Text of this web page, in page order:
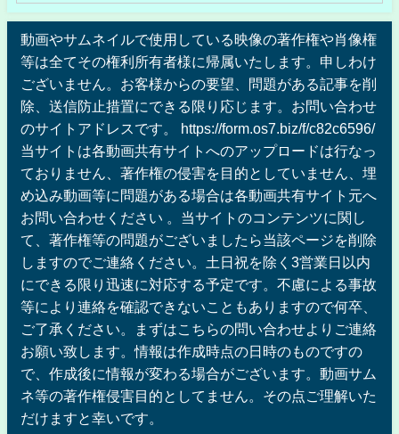
動画やサムネイルで使用している映像の著作権や肖像権
等は全てその権利所有者様に帰属いたします。申しわけ
ございません。お客様からの要望、問題がある記事を削
除、送信防止措置にできる限り応じます。お問い合わせ
のサイトアドレスです。 https://form.os7.biz/f/c82c6596/
当サイトは各動画共有サイトへのアップロードは行なっ
ておりません、著作権の侵害を目的としていません、埋
め込み動画等に問題がある場合は各動画共有サイト元へ
お問い合わせください 。当サイトのコンテンツに関し
て、著作権等の問題がございましたら当該ページを削除
しますのでご連絡ください。土日祝を除く3営業日以内
にできる限り迅速に対応する予定です。不慮による事故
等により連絡を確認できないこともありますので何卒、
ご了承ください。まずはこちらの問い合わせよりご連絡
お願い致します。情報は作成時点の日時のものですの
で、作成後に情報が変わる場合がございます。動画サム
ネ等の著作権侵害目的としてません。その点ご理解いた
だけますと幸いです。